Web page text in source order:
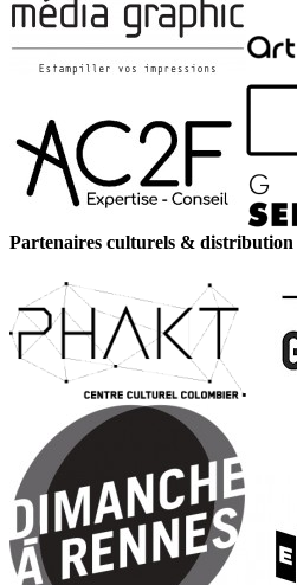
Partenaires culturels & distribution